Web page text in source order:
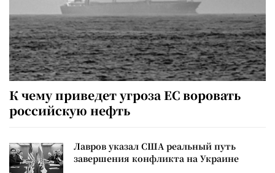
К чему приведет угроза ЕС воровать
российскую нефть
Лавров указал США реальный путь
завершения конфликта на Украине